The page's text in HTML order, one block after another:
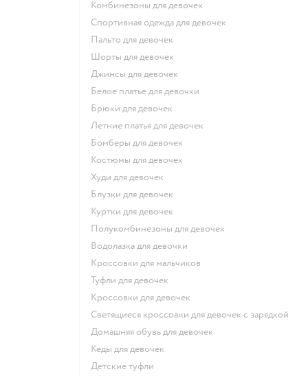
Комбинезоны для девочек
Спортивная одежда для девочек
Пальто для девочек
Шорты для девочек
Джинсы для девочек
Белое платье для девочки
Брюки для девочек
Летние платья для девочек
Бомберы для девочек
Костюмы для девочек
Худи для девочек
Блузки для девочек
Куртки для девочек
Полукомбинезоны для девочек
Водолазка для девочки
Кроссовки для мальчиков
Туфли для девочек
Кроссовки для девочек
Светящиеся кроссовки для девочек с зарядкой
Домашняя обувь для девочек
Кеды для девочек
Детские туфли